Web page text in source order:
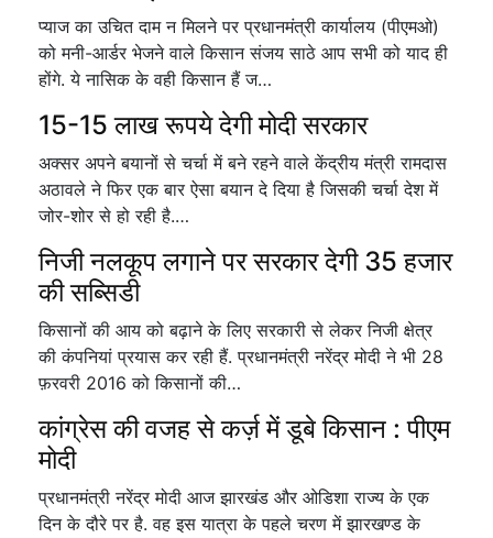
प्याज का उचित दाम न मिलने पर प्रधानमंत्री कार्यालय (पीएमओ)
को मनी-आर्डर भेजने वाले किसान संजय साठे आप सभी को याद ही
होंगे. ये नासिक के वही किसान हैं ज…
15-15 लाख रूपये देगी मोदी सरकार
अक्सर अपने बयानों से चर्चा में बने रहने वाले केंद्रीय मंत्री रामदास
अठावले ने फिर एक बार ऐसा बयान दे दिया है जिसकी चर्चा देश में
जोर-शोर से हो रही है.…
निजी नलकूप लगाने पर सरकार देगी 35 हजार
की सब्सिडी
किसानों की आय को बढ़ाने के लिए सरकारी से लेकर निजी क्षेत्र
की कंपनियां प्रयास कर रही हैं. प्रधानमंत्री नरेंद्र मोदी ने भी 28
फ़रवरी 2016 को किसानों की…
कांग्रेस की वजह से कर्ज़ में डूबे किसान : पीएम
मोदी
प्रधानमंत्री नरेंद्र मोदी आज झारखंड और ओडिशा राज्य के एक
दिन के दौरे पर है. वह इस यात्रा के पहले चरण में झारखण्ड के